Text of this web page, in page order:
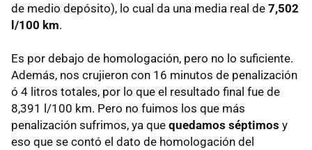
de medio depósito), lo cual da una media real de 7,502
l/100 km.
Es por debajo de homologación, pero no lo suficiente.
Además, nos crujieron con 16 minutos de penalización
ó 4 litros totales, por lo que el resultado final fue de
8,391 l/100 km. Pero no fuimos los que más
penalización sufrimos, ya que quedamos séptimos y
eso que se contó el dato de homologación del